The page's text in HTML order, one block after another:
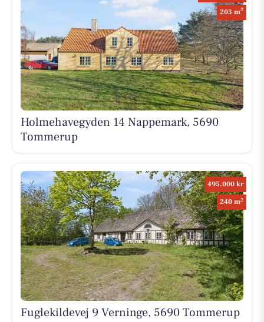
203 m2
Holmehavegyden 14 Nappemark, 5690
Tommerup
495.000 kr
240 m2
Fuglekildevej 9 Verninge, 5690 Tommerup